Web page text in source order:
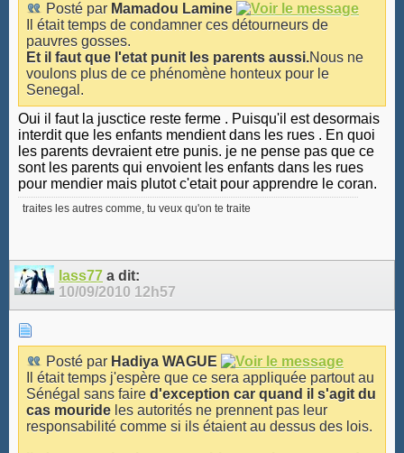
Posté par Mamadou Lamine
Il était temps de condamner ces détourneurs de
pauvres gosses.
Et il faut que l'etat punit les parents aussi.Nous ne
voulons plus de ce phénomène honteux pour le
Senegal.
Oui il faut la jusctice reste ferme . Puisqu'il est desormais
interdit que les enfants mendient dans les rues . En quoi
les parents devraient etre punis. je ne pense pas que ce
sont les parents qui envoient les enfants dans les rues
pour mendier mais plutot c'etait pour apprendre le coran.
traites les autres comme, tu veux qu'on te traite
lass77 a dit:
10/09/2010 12h57
Posté par Hadiya WAGUE
Il était temps j'espère que ce sera appliquée partout au
Sénégal sans faire d'exception car quand il s'agit du
cas mouride les autorités ne prennent pas leur
responsabilité comme si ils étaient au dessus des lois.